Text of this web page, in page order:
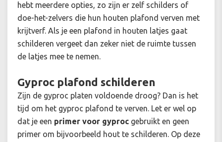
hebt meerdere opties, zo zijn er zelf schilders of
doe-het-zelvers die hun houten plafond verven met
krijtverf. Als je een plafond in houten latjes gaat
schilderen vergeet dan zeker niet de ruimte tussen
de latjes mee te nemen.
Gyproc plafond schilderen
Zijn de gyproc platen voldoende droog? Dan is het
tijd om het gyproc plafond te verven. Let er wel op
dat je een primer voor gyproc gebruikt en geen
primer om bijvoorbeeld hout te schilderen. Op deze